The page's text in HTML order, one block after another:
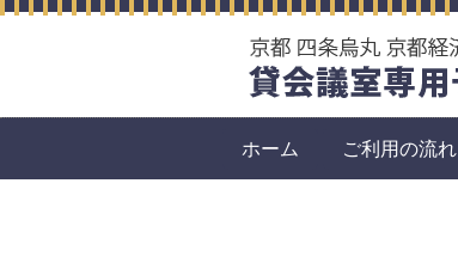
ホーム ご利用の流れ